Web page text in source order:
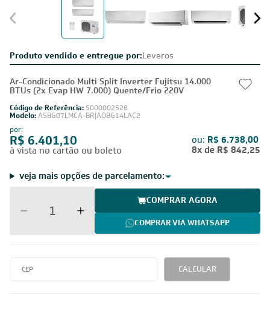
Produto vendido e entregue por:Leveros
Ar-Condicionado Multi Split Inverter Fujitsu 14.000
BTUs (2x Evap HW 7.000) Quente/Frio 220V
Código de Referência: 5000002528
Modelo:ASBG07LMCA-BR|AOBG14LAC2
por:
R$ 6.401,10
à vista no cartão ou boleto
ou: R$ 6.738,00
8x de R$ 842,25
veja mais opções de parcelamento:
COMPRAR AGORA
COMPRAR VIA WHATSAPP
CALCULAR